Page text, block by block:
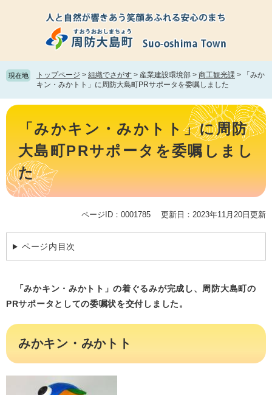
頭
で
飛
ば
て
現在地 トップページ > 組織でさがす > 産業建設環境部 > 商工観光課 >
「みか
キン・みかトト」に周防大島町PRサポータを委嘱しました
本
「みかキン・みかトト」に周防
大島町PRサポータを委嘱しまし
た
ページID：0001785 更新日：2023年11月20日更新
ページ内目次
「みかキン・みかトト」の着ぐるみが完成し、周防大島町の
PRサポータとしての委嘱状を交付しました。
みかキン・みかトト